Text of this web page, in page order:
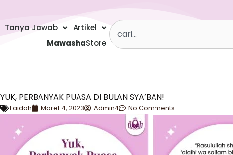
Tanya Jawab
Artikel
MawashaStore
Search
YUK, PERBANYAK PUASA DI BULAN SYA’BAN!
Faidah Maret 4, 2023 Admin4 No Comments